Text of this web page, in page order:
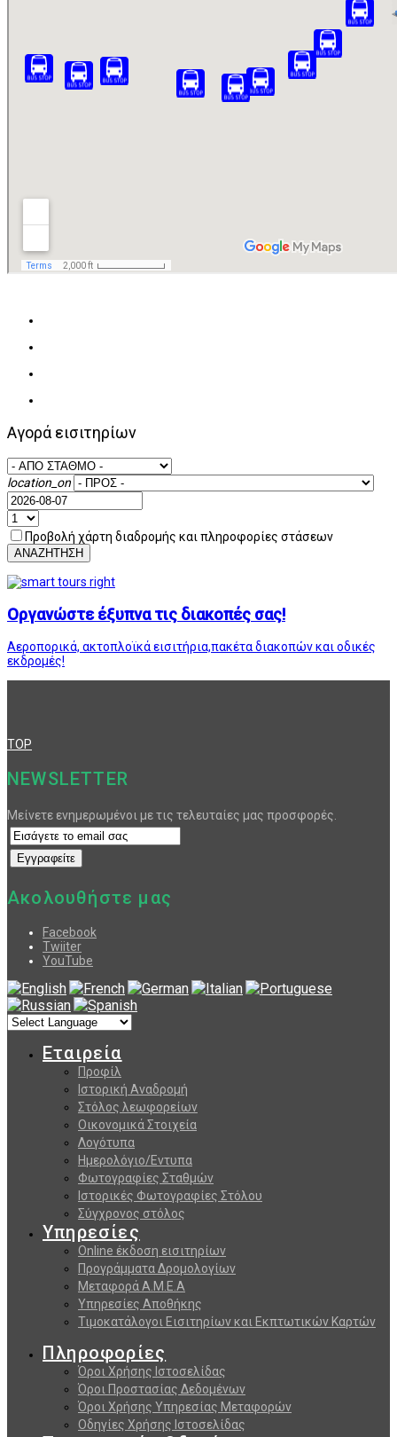
Αγορά εισιτηρίων
location_on
Προβολή χάρτη διαδρομής και πληροφορίες στάσεων
ΑΝΑΖΗΤΗΣΗ
Οργανώστε έξυπνα τις διακοπές σας!
Αεροπορικά, ακτοπλοϊκά εισιτήρια,πακέτα διακοπών και οδικές
εκδρομές!
TOP
NEWSLETTER
Μείνετε ενημερωμένοι με τις τελευταίες μας προσφορές.
Ακολουθήστε μας
Facebook
Twiiter
YouTube
Εταιρεία
Προφίλ
Ιστορική Αναδρομή
Στόλος λεωφορείων
Οικονομικά Στοιχεία
Λογότυπα
Ημερολόγιο/Εντυπα
Φωτογραφίες Σταθμών
Ιστορικές Φωτογραφίες Στόλου
Σύγχρονος στόλος
Υπηρεσίες
Online έκδοση εισιτηρίων
Προγράμματα Δρομολογίων
Μεταφορά Α.Μ.Ε.Α
Υπηρεσίες Αποθήκης
Τιμοκατάλογοι Εισιτηρίων και Εκπτωτικών Καρτών
Πληροφορίες
Όροι Χρήσης Ιστοσελίδας
Όροι Προστασίας Δεδομένων
Όροι Χρήσης Υπηρεσίας Μεταφορών
Οδηγίες Χρήσης Ιστοσελίδας